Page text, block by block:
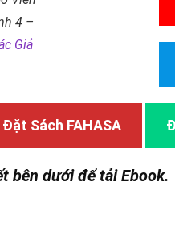
4 –
Giả
Đặt Sách FAHASA
bên dưới để tải Ebook.